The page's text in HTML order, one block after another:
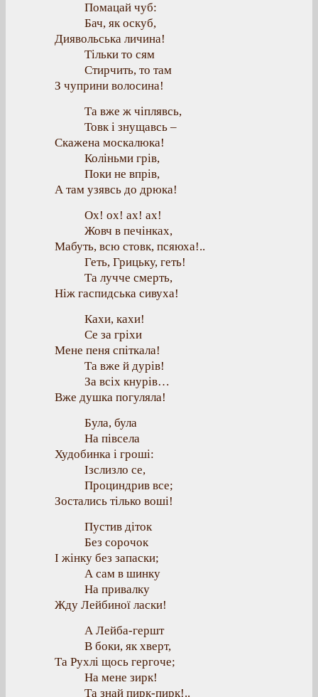
Помацай чуб:
Бач, як оскуб,
Диявольська личина!
Тільки то сям
Стирчить, то там
З чуприни волосина!
Та вже ж чіплявсь,
Товк і знущавсь –
Скажена москалюка!
Коліньми грів,
Поки не впрів,
А там узявсь до дрюка!
Ох! ох! ах! ах!
Жовч в печінках,
Мабуть, всю стовк, псяюха!..
Геть, Грицьку, геть!
Та лучче смерть,
Ніж гаспидська сивуха!
Кахи, кахи!
Се за гріхи
Мене пеня спіткала!
Та вже й дурів!
За всіх кнурів…
Вже душка погуляла!
Була, була
На півсела
Худобинка і гроші:
Ізслизло се,
Проциндрив все;
Зостались тілько воші!
Пустив діток
Без сорочок
І жінку без запаски;
А сам в шинку
На привалку
Жду Лейбиної ласки!
А Лейба-гершт
В боки, як хверт,
Та Рухлі щось гергоче;
На мене зирк!
Та знай пирк-пирк!..